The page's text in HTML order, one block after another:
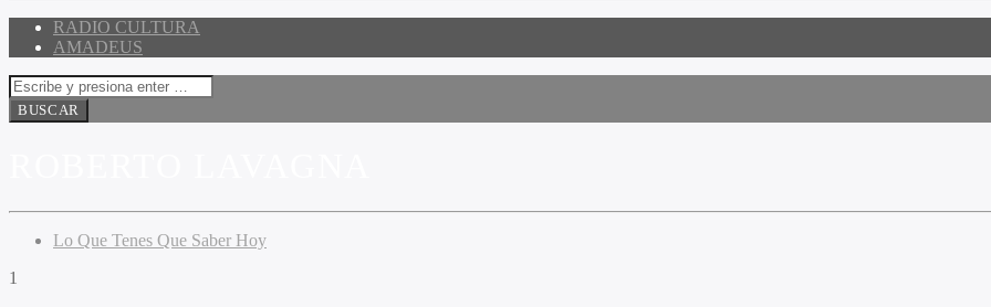
RADIO CULTURA
AMADEUS
Lo Que Tenes Que Saber Hoy
1